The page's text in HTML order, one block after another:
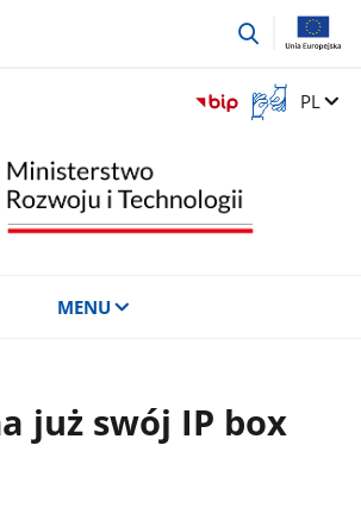
przejdź
Otwórz
okno
migowego
Zmień
PL
MENU
już swój IP box